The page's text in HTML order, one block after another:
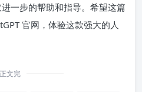
一步的帮助和指导。希望这篇
官网，体验这款强大的人
正文完